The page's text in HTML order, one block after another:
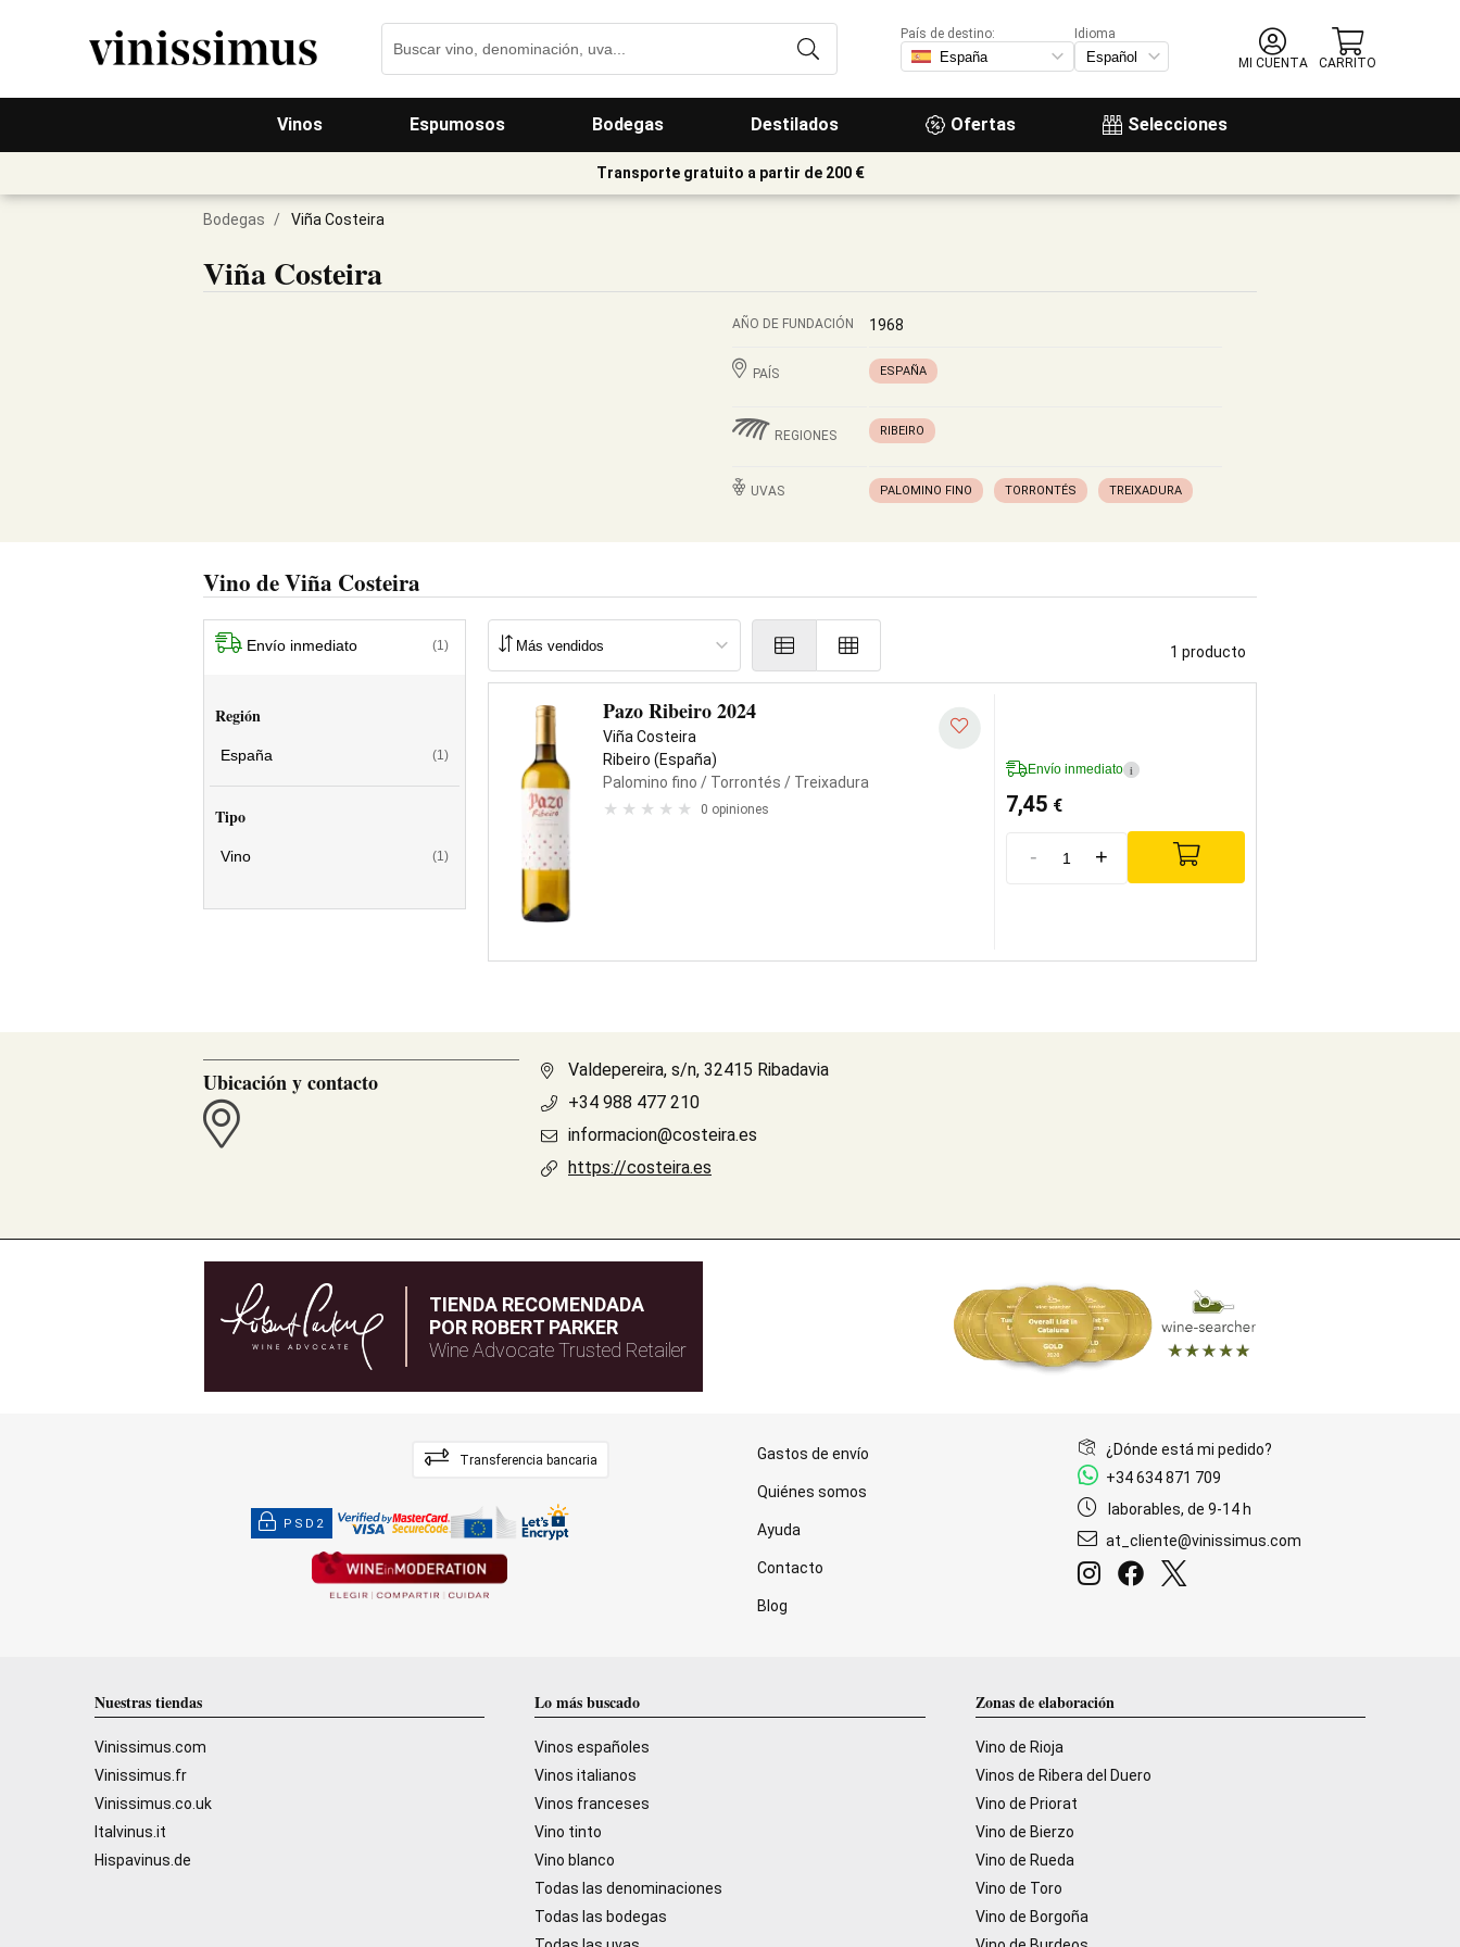
Vinos Espumosos Bodegas Destilados Ofertas Selecciones
País de destino:
Idioma
MI CUENTA
CARRITO
Transporte gratuito a partir de 200 €
Bodegas / Viña Costeira
Viña Costeira
AÑO DE FUNDACIÓN 1968
PAÍS ESPAÑA
REGIONES RIBEIRO
UVAS PALOMINO FINO TORRONTÉS TREIXADURA
Vino de Viña Costeira
Envío inmediato (1)
Región
España (1)
Tipo
Vino (1)
1 producto
Pazo Ribeiro 2024
Viña Costeira
Ribeiro (España)
Palomino fino / Torrontés / Treixadura
0 opiniones
Envío inmediato i
7,45 €
- +
Ubicación y contacto
Valdepereira, s/n, 32415 Ribadavia
+34 988 477 210
informacion@costeira.es
https://costeira.es
TIENDA RECOMENDADA
POR ROBERT PARKER
Wine Advocate Trusted Retailer
Transferencia bancaria
PSD2
Gastos de envío
Quiénes somos
Ayuda
Contacto
Blog
¿Dónde está mi pedido?
+34 634 871 709
laborables, de 9-14 h
at_cliente@vinissimus.com
Nuestras tiendas
Vinissimus.com
Vinissimus.fr
Vinissimus.co.uk
Italvinus.it
Hispavinus.de
Lo más buscado
Vinos españoles
Vinos italianos
Vinos franceses
Vino tinto
Vino blanco
Todas las denominaciones
Todas las bodegas
Zonas de elaboración
Vino de Rioja
Vinos de Ribera del Duero
Vino de Priorat
Vino de Bierzo
Vino de Rueda
Vino de Toro
Vino de Borgoña